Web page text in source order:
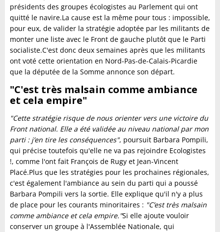
présidents des groupes écologistes au Parlement qui ont
quitté le navire.La cause est la même pour tous : impossible,
pour eux, de valider la stratégie adoptée par les militants de
monter une liste avec le Front de gauche plutôt que le Parti
socialiste.C'est donc deux semaines après que les militants
ont voté cette orientation en Nord-Pas-de-Calais-Picardie
que la députée de la Somme annonce son départ.
"C'est très malsain comme ambiance
et cela empire"
"Cette stratégie risque de nous orienter vers une victoire du
Front national. Elle a été validée au niveau national par mon
parti : j’en tire les conséquences", poursuit Barbara Pompili,
qui précise toutefois qu'elle ne va pas rejoindre Ecologistes
!, comme l'ont fait François de Rugy et Jean-Vincent
Placé.Plus que les stratégies pour les prochaines régionales,
c'est également l'ambiance au sein du parti qui a poussé
Barbara Pompili vers la sortie. Elle explique qu'il n'y a plus
de place pour les courants minoritaires : "C’est très malsain
comme ambiance et cela empire."Si elle ajoute vouloir
conserver un groupe à l'Assemblée Nationale, qui